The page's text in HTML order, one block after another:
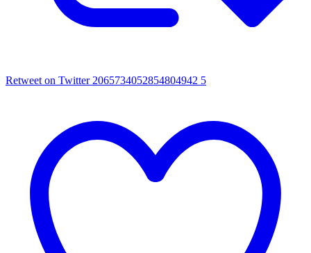
Retweet on Twitter 2065734052854804942 5